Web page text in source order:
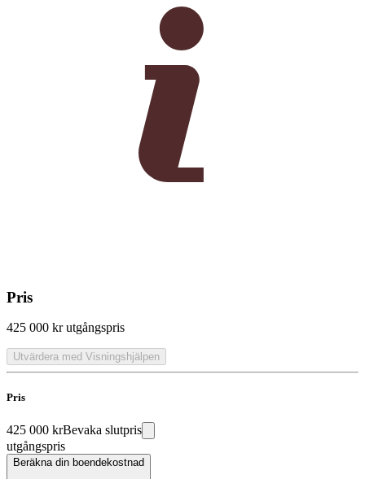
Pris
425 000 kr utgångspris
Utvärdera med Visningshjälpen
Pris
425 000 krBevaka slutpris
utgångspris
Beräkna din boendekostnad